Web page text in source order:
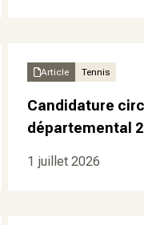
Article Tennis
Candidature
départemental
1 juillet 2026